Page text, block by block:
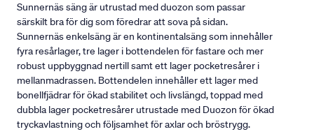
Sunnernäs säng är utrustad med duozon som passar
särskilt bra för dig som föredrar att sova på sidan.
Sunnernäs enkelsäng är en kontinentalsäng som innehåller
fyra resårlager, tre lager i bottendelen för fastare och mer
robust uppbyggnad nertill samt ett lager pocketresårer i
mellanmadrassen. Bottendelen innehåller ett lager med
bonellfjädrar för ökad stabilitet och livslängd, toppad med
dubbla lager pocketresårer utrustade med Duozon för ökad
tryckavlastning och följsamhet för axlar och bröstrygg.